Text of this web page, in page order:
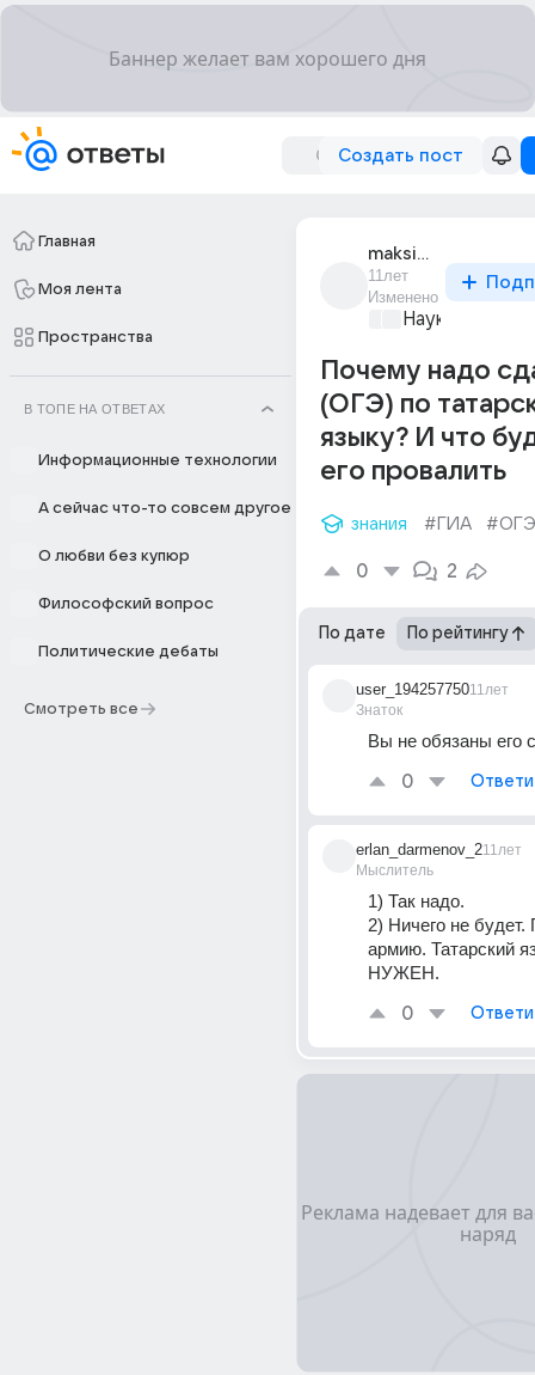
Создать пост
Главная
Моя лента
Пространства
В ТОПЕ НА ОТВЕТАХ
Информационные технологии
А сейчас что-то совсем другое
О любви без купюр
Философский вопрос
Политические дебаты
Смотреть все
maksim_ivanov_2655
11лет
Изменено
Наука
Почему надо
(ОГЭ) по
языку? И что
его провалить
знания #ГИА #ОГЭ
0 2
По дате По рейтингу
user_194257750
Знаток
11лет
Вы не обязаны его
0
erlan_darmenov_2
Мыслитель
11лет
1) Так надо.
2) Ничего не
армию. Татарский
НУЖЕН.
0